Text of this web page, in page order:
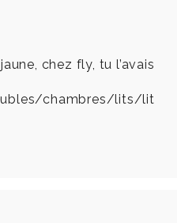
chez fly, tu l’avais
chambres/lits/lit